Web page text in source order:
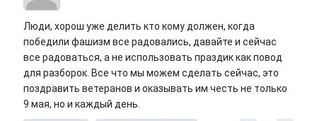
Люди, хорош уже делить кто кому должен, когда
победили фашизм все радовались, давайте и сейчас
все радоваться, а не использовать праздик как повод
для разборок. Все что мы можем сделать сейчас, это
поздравить ветеранов и оказывать им честь не только
9 мая, но и каждый день.